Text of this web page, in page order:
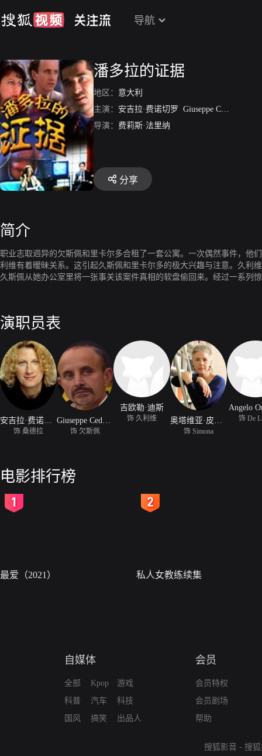
导航
潘多拉的证据
地区： 意大利
主演： 安吉拉·费诺切罗 Giuseppe Cederna
导演： 费莉斯·法里纳
分享
简介
职业志取迥异的欠斯佩和里卡尔多合租了一套公寓。一次偶然事件，
利维有着暧昧关系。这引起久斯佩和里卡尔多的极大兴趣与注意。久利
久斯佩从她办公室里将一张事关该案件真相的软盘偷回来。经过一系列
演职员表
饰 桑德拉 饰 欠斯佩
吉欧勒·迪斯
饰 久利维
饰 Simona
Angelo
饰 De
电影排行榜
最爱（2021） 私人女教练续集
自媒体
全部
科普
国风
Kpop
汽车
搞笑
游戏
科技
出品人
会员
会员特权
会员剧场
帮助
搜狐影音 - 搜